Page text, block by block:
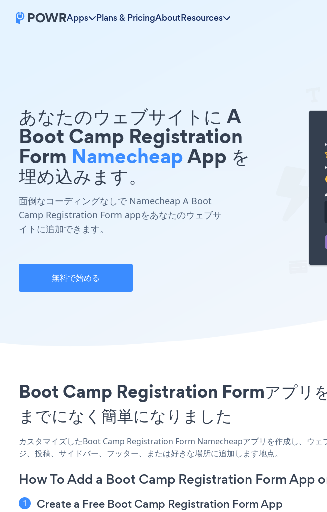
Apps Plans & PricingAboutResources
あなたのウェブサイトに A
Boot Camp Registration
Form NamecheapApp を
埋め込みます。
面倒なコーディングなしで Namecheap A Boot
Camp Registration Form appをあなたのウェブサ
イトに追加できます。
無料で始める
Boot Camp Registration Formアプリ
までになく簡単になりました
カスタマイズしたBoot Camp Registration Form Namecheapアプリを作成し、ウ
ジ、投稿、サイドバー、フッター、または好きな場所に追加します地点。
How To Add a Boot Camp Registration Form App
Create a Free Boot Camp Registration Form App